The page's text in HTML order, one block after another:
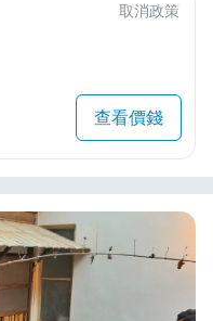
取消政策
查看價錢